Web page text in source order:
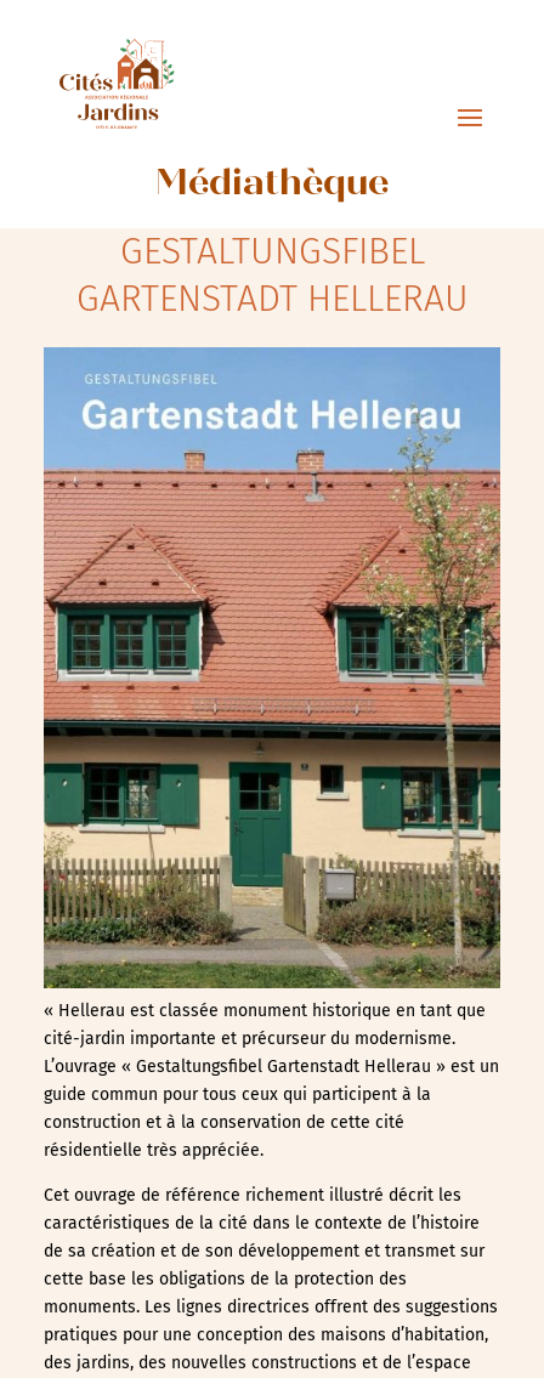
Médiathèque
GESTALTUNGSFIBEL
GARTENSTADT HELLERAU
« Hellerau est classée monument historique en tant que
cité-jardin importante et précurseur du modernisme.
L’ouvrage « Gestaltungsfibel Gartenstadt Hellerau » est un
guide commun pour tous ceux qui participent à la
construction et à la conservation de cette cité
résidentielle très appréciée.
Cet ouvrage de référence richement illustré décrit les
caractéristiques de la cité dans le contexte de l’histoire
de sa création et de son développement et transmet sur
cette base les obligations de la protection des
monuments. Les lignes directrices offrent des suggestions
pratiques pour une conception des maisons d’habitation,
des jardins, des nouvelles constructions et de l’espace